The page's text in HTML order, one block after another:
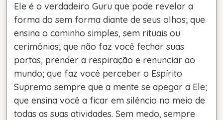
Ele é o verdadeiro Guru que pode revelar a
forma do sem forma diante de seus olhos; que
ensina o caminho simples, sem rituais ou
cerimônias; que não faz você fechar suas
portas, prender a respiração e renunciar ao
mundo; que faz você perceber o Espírito
Supremo sempre que a mente se apegar a Ele;
que ensina você a ficar em silêncio no meio de
todas as suas atividades. Sem medo, sempre